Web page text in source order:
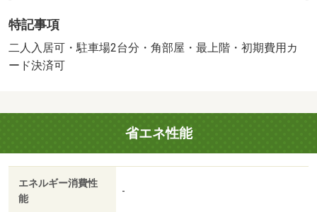
特記事項
二人入居可・駐車場2台分・角部屋・最上階・初期費用カ
ード決済可
省エネ性能
エネルギー消費性
能
-